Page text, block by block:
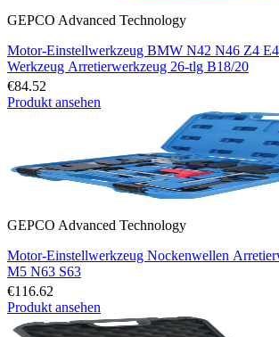
GEPCO Advanced Technology
Motor-Einstellwerkzeug BMW N42 N46 Z4
Werkzeug Arretierwerkzeug 26-tlg B18/20
€84.52
Produkt ansehen
GEPCO Advanced Technology
Motor-Einstellwerkzeug Nockenwellen
M5 N63 S63
€116.62
Produkt ansehen